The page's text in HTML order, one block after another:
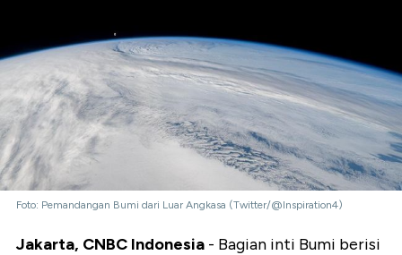
Foto: Pemandangan Bumi dari Luar Angkasa (Twitter/@Inspiration4)
Jakarta, CNBC Indonesia - Bagian inti Bumi berisi